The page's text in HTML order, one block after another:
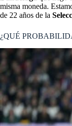
misma moneda.
de 22 años de la
¿QUÉ